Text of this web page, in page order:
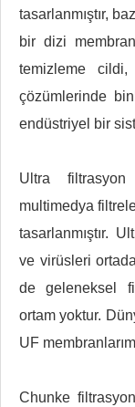
tasarlanmıştır,
bir dizi
temizleme
çözümlerinde
endüstriyel bir
Ultra filtrasyon
multimedya
tasarlanmıştır.
ve virüsleri
de geleneksel
ortam yoktur.
UF
Chunke